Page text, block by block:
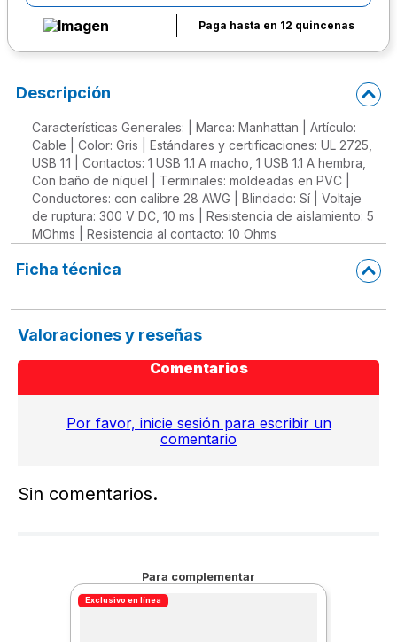
Paga hasta en 12 quincenas
Descripción
Características Generales: | Marca: Manhattan | Artículo:
Cable | Color: Gris | Estándares y certificaciones: UL 2725,
USB 1.1 | Contactos: 1 USB 1.1 A macho, 1 USB 1.1 A hembra,
Con baño de níquel | Terminales: moldeadas en PVC |
Conductores: con calibre 28 AWG | Blindado: Sí | Voltaje
de ruptura: 300 V DC, 10 ms | Resistencia de aislamiento: 5
MOhms | Resistencia al contacto: 10 Ohms
Ficha técnica
Valoraciones y reseñas
Comentarios
Por favor, inicie sesión para escribir un
comentario
Sin comentarios.
Para complementar
Exclusivo en línea